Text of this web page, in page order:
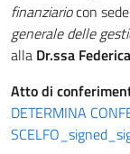
finanziariocon
generale delle
alla Dr.ssa
Atto di
DETERMINA